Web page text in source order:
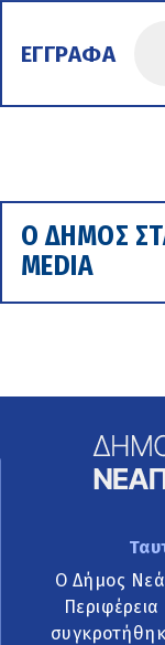
ΕΓΓΡΑΦΑ
Ο ΔΗΜΟΣ
MEDIA
Ο Δήμος